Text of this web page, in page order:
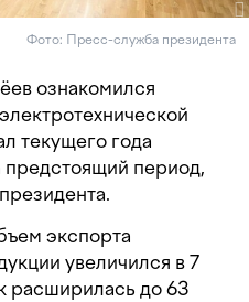
Фото: Пресс-служба президента
ознакомился
текущего года
предстоящий период,
экспорта
увеличился в 7
расширилась до 63